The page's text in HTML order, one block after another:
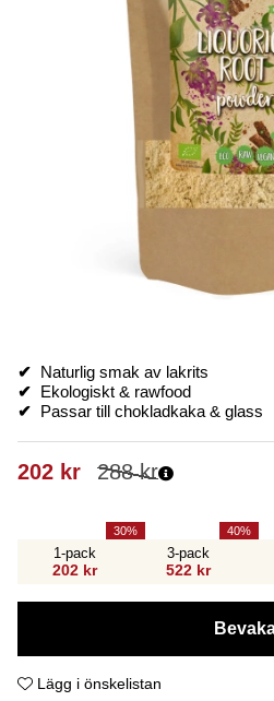
✔
Naturlig smak av lakrits
✔
Ekologiskt & rawfood
✔
Passar till chokladkaka & glass
288kr
202 kr
1-pack
202 kr
30
3-pack
522 kr
40
Lägg i önskelistan